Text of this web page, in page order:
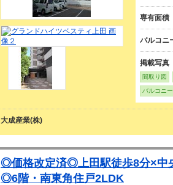
専有面積
バルコニ
掲載写真
間取り図
バルコニー
大成産業(株)
◎価格改定済◎上田駅徒歩8分×中
◎6階・南東角住戸2LDK